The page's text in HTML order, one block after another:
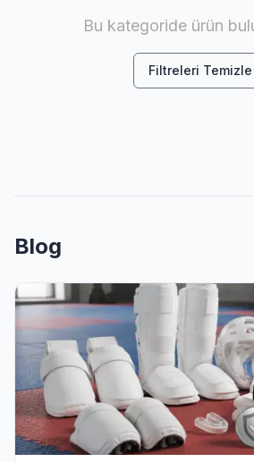
Bu kategoride ürün
Filtreleri Temizle
Blog